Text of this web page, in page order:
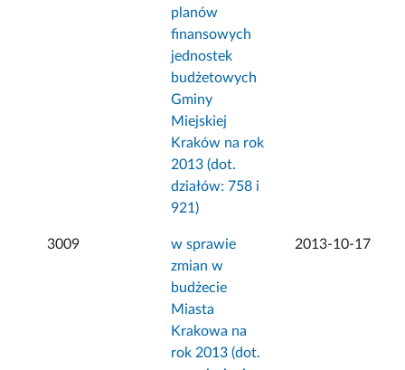
planów
finansowych
jednostek
budżetowych
Gminy
Miejskiej
Kraków na rok
2013 (dot.
działów: 758 i
921)
3009
w sprawie
zmian w
budżecie
Miasta
Krakowa na
rok 2013 (dot.
2013-10-17